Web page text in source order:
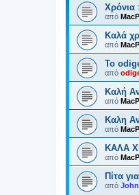
Χρόνια
από
Καλά
από
Το
από
Καλή
από
Καλη
από
ΚΑΛΑ
από
Πίτα
από